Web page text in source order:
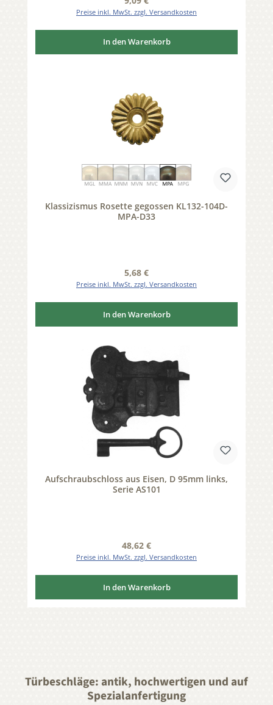
Preise inkl. MwSt. zzgl. Versandkosten
In den Warenkorb
Klassizismus Rosette gegossen KL132-104D-
MPA-D33
Regulärer Preis:
5,68 €
Preise inkl. MwSt. zzgl. Versandkosten
In den Warenkorb
Aufschraubschloss aus Eisen, D 95mm links,
Serie AS101
Regulärer Preis:
48,62 €
Preise inkl. MwSt. zzgl. Versandkosten
In den Warenkorb
Türbeschläge: antik, hochwertigen und auf
Spezialanfertigung